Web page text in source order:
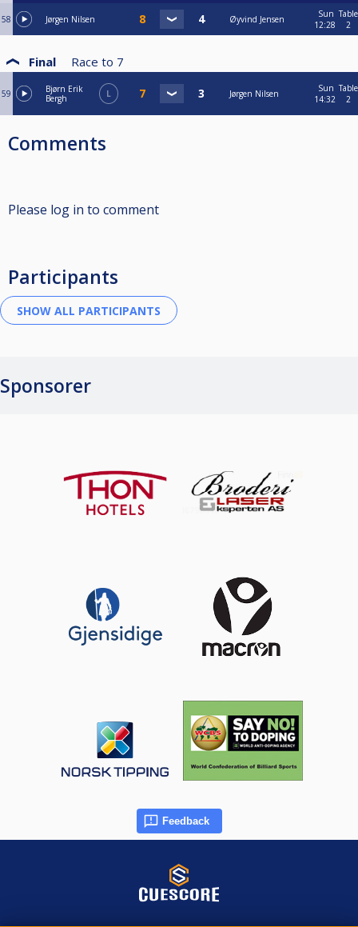
58 Jørgen Nilsen Øyvind Jensen
Sun
12:28
Table
2
Final Race to 7
59
Bjørn Erik
Bergh
L Jørgen Nilsen
Sun
14:32
Table
2
Comments
Please log in to comment
Participants
Sponsorer
Feedback